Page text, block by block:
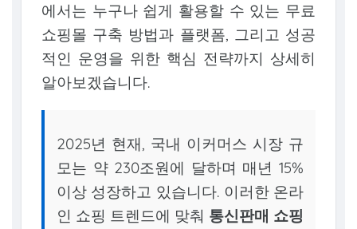
에서는 누구나 쉽게 활용할 수 있는 무료
쇼핑몰 구축 방법과 플랫폼, 그리고 성공
적인 운영을 위한 핵심 전략까지 상세히
알아보겠습니다.
2025년 현재, 국내 이커머스 시장 규
모는 약 230조원에 달하며 매년 15%
이상 성장하고 있습니다. 이러한 온라
인 쇼핑 트렌드에 맞춰 통신판매 쇼핑